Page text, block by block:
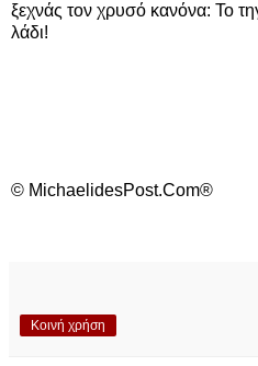
ξεχνάς τον χρυσό κανόνα: Το
λάδι!
© MichaelidesPost.Com®
Κοινή χρήση